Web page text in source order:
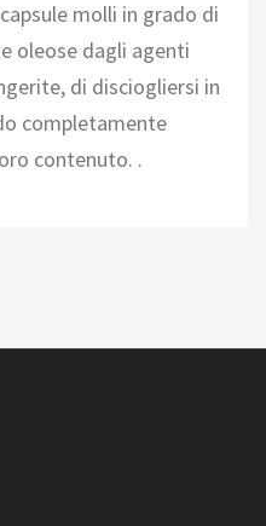
molli in grado di
oleose dagli agenti
di disciogliersi in
completamente
contenuto. .